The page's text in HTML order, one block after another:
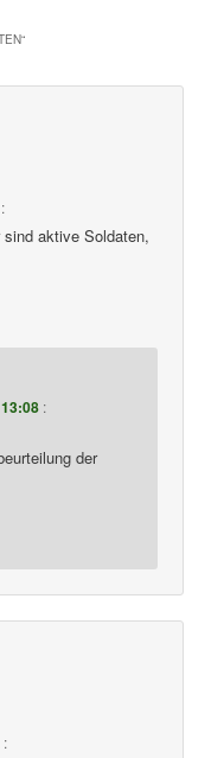
“
:
aktive Soldaten,
:
der
: